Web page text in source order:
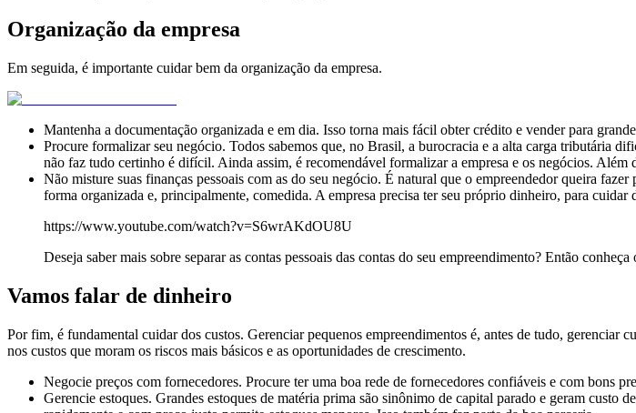
Organização da empresa
Em seguida, é importante cuidar bem da organização da empresa.
Mantenha a documentação organizada e em dia. Isso torna mais fácil obter crédito e vender para
Procure formalizar seu negócio. Todos sabemos que, no Brasil, a burocracia e a alta carga tributária
não faz tudo certinho é difícil. Ainda assim, é recomendável formalizar a empresa e os negócios.
Não misture suas finanças pessoais com as do seu negócio. É natural que o empreendedor queira
forma organizada e, principalmente, comedida. A empresa precisa ter seu próprio dinheiro, para cuidar
https://www.youtube.com/watch?v=S6wrAKdOU8U
Deseja saber mais sobre separar as contas pessoais das contas do seu empreendimento? Então
Vamos falar de dinheiro
Por fim, é fundamental cuidar dos custos. Gerenciar pequenos empreendimentos é, antes de tudo, gerenciar
nos custos que moram os riscos mais básicos e as oportunidades de crescimento.
Negocie preços com fornecedores. Procure ter uma boa rede de fornecedores confiáveis e com bons
Gerencie estoques. Grandes estoques de matéria prima são sinônimo de capital parado e geram custo